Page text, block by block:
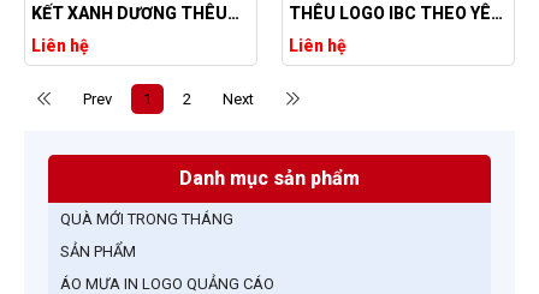
KẾT XANH DƯƠNG THÊU
LOGO GIÁ RẺ
Liên hệ
THÊU LOGO IBC THEO YÊU
CẦU
Liên hệ
Prev 1 2 Next
Danh mục sản phẩm
QUÀ MỚI TRONG THÁNG
SẢN PHẨM
ÁO MƯA IN LOGO QUẢNG CÁO